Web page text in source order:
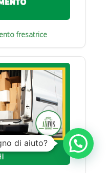
fresatrice
di aiuto?